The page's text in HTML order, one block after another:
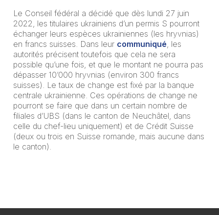
Le Conseil fédéral a décidé que dès lundi 27 juin
2022, les titulaires ukrainiens d’un permis S pourront
échanger leurs espèces ukrainiennes (les hryvnias)
en francs suisses. Dans leur communiqué, les
autorités précisent toutefois que cela ne sera
possible qu’une fois, et que le montant ne pourra pas
dépasser 10’000 hryvnias (environ 300 francs
suisses). Le taux de change est fixé par la banque
centrale ukrainienne. Ces opérations de change ne
pourront se faire que dans un certain nombre de
filiales d’UBS (dans le canton de Neuchâtel, dans
celle du chef-lieu uniquement) et de Crédit Suisse
(deux ou trois en Suisse romande, mais aucune dans
le canton).